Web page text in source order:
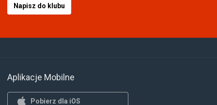
Napisz do klubu
Aplikacje Mobilne
Pobierz dla iOS